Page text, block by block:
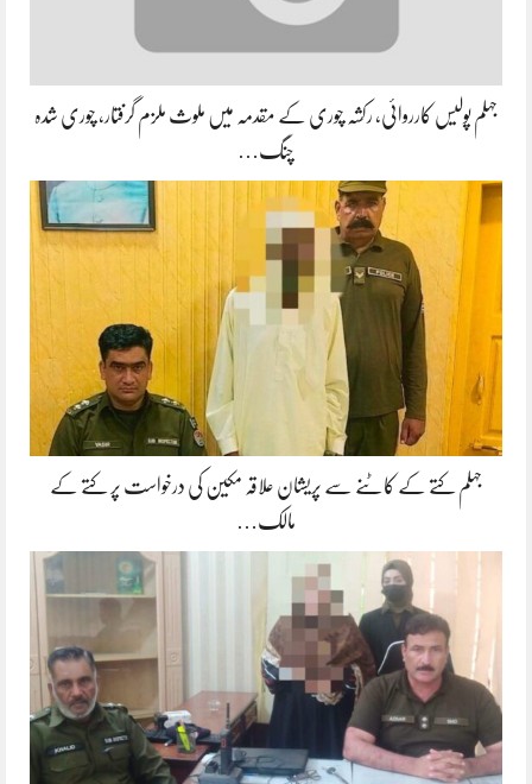
جہلم پولیس کارروائی، رکشہ چوری کے مقدمہ میں ملوث ملزم گرفتار، چوری شدہ
چنگ…
جہلم کتے کے کاٹنے سے پریشان علاقہ مکین کی درخواست پر کتے کے
مالک…